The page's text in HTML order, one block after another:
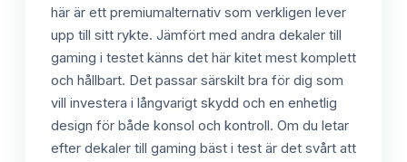
här är ett premiumalternativ som verkligen lever
upp till sitt rykte. Jämfört med andra dekaler till
gaming i testet känns det här kitet mest komplett
och hållbart. Det passar särskilt bra för dig som
vill investera i långvarigt skydd och en enhetlig
design för både konsol och kontroll. Om du letar
efter dekaler till gaming bäst i test är det svårt att